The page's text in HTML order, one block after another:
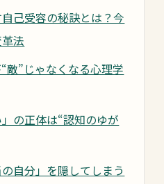
己受容の秘訣とは？今
法
敵”じゃなくなる心理学
」の正体は“認知のゆが
自分」を隠してしまう